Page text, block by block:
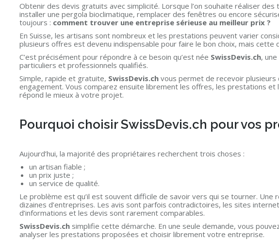
Obtenir des devis gratuits avec simplicité. Lorsque l’on souhaite réaliser
installer une pergola bioclimatique, remplacer des fenêtres ou encore
toujours : comment trouver une entreprise sérieuse au meilleur prix ?
En Suisse, les artisans sont nombreux et les prestations peuvent varier
plusieurs offres est devenu indispensable pour faire le bon choix, mais cette
C’est précisément pour répondre à ce besoin qu’est née SwissDevis.ch,
particuliers et professionnels qualifiés.
Simple, rapide et gratuite, SwissDevis.ch vous permet de recevoir plusieurs
engagement. Vous comparez ensuite librement les offres, les prestations
répond le mieux à votre projet.
Pourquoi choisir SwissDevis.ch pour vos
Aujourd’hui, la majorité des propriétaires recherchent trois choses :
un artisan fiable ;
un prix juste ;
un service de qualité.
Le problème est qu’il est souvent difficile de savoir vers qui se tourner.
dizaines d’entreprises. Les avis sont parfois contradictoires, les sites
d’informations et les devis sont rarement comparables.
SwissDevis.ch simplifie cette démarche. En une seule demande, vous
analyser les prestations proposées et choisir librement votre entreprise.